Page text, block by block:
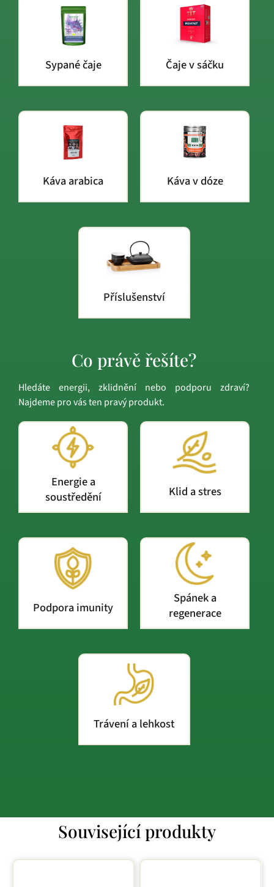
Sypané čaje Čaje v sáčku
Káva arabica Káva v dóze
Příslušenství
Co právě řešíte?
Hledáte energii, zklidnění nebo podporu zdraví?
Najdeme pro vás ten pravý produkt.
Energie a
soustředění
Klid a stres
Podpora imunity
Spánek a
regenerace
Trávení a lehkost
Související produkty